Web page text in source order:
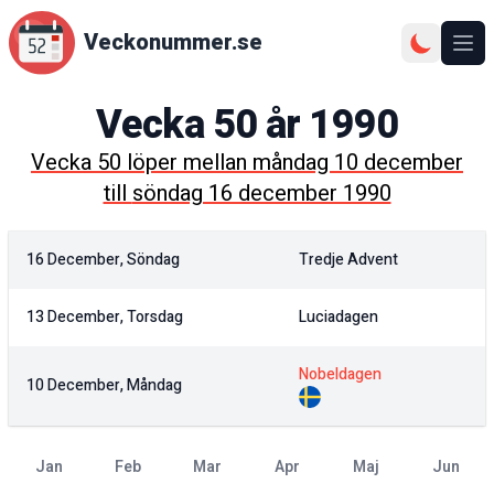
Veckonummer.se
Vecka50år 1990
Vecka50löper mellanmåndag 10 december
tillsöndag 16 december 1990
16 December, Söndag Tredje Advent
13 December, Torsdag Luciadagen
10 December, Måndag Nobeldagen
jan feb mar apr maj
jun